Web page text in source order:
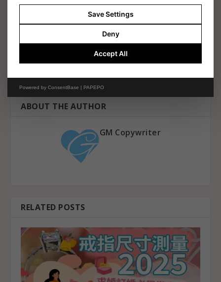
PREVIOUS
【2026伴娘禮物】姊妹團送
買清單｜得體答謝靈感
NEXT
2026香港結婚現實問題｜買
3大壓力解決方案
ABOUT THE AUTHOR
GM Copywriter
RELATED POSTS
Save Settings
Deny
Accept All
Powered by ConsentBase | PAPEPO